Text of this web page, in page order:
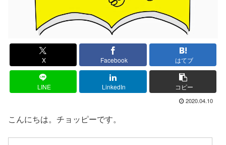
X Facebook はてブ
LINE LinkedIn コピー
2020.04.10
こんにちは。チョッピーです。